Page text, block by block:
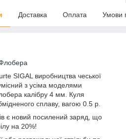
Доставка Оплата Умови
SIGAL виробництва чеської
з усіма моделями
калібру 4 мм. Куля
сплаву, вагою 0.5 р.
є новий посилений заряд, що
на 20%!